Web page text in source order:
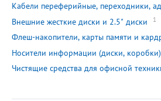
Кабели переферийные, переходники,
Внешние жесткие диски и 2.5" диски 1
Флеш-накопители, карты памяти и
Носители информации (диски, коробки)
Чистящие средства для офисной